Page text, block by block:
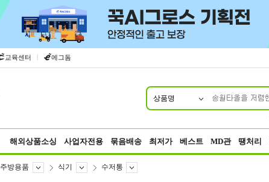
교육센터 | 에그돔
상품명
해외상품소싱 사업자전용 묶음배송 최저가 베스트 MD관 땡처리
주방용품 식기 수저통